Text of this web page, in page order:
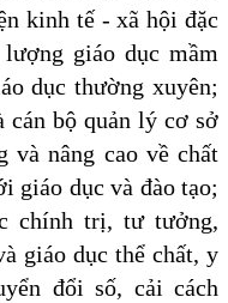
kinh tế - xã hội đặc
giáo dục mầm
dục thường xuyên;
cán bộ quản lý cơ sở
và nâng cao về chất
giáo dục và đào tạo;
chính trị, tư tưởng,
giáo dục thể chất, y
đổi số, cải cách